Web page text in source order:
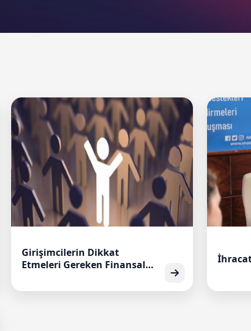
Girişimcilerin Dikkat
Etmeleri Gereken Finansal
Dergisine Anlattık.